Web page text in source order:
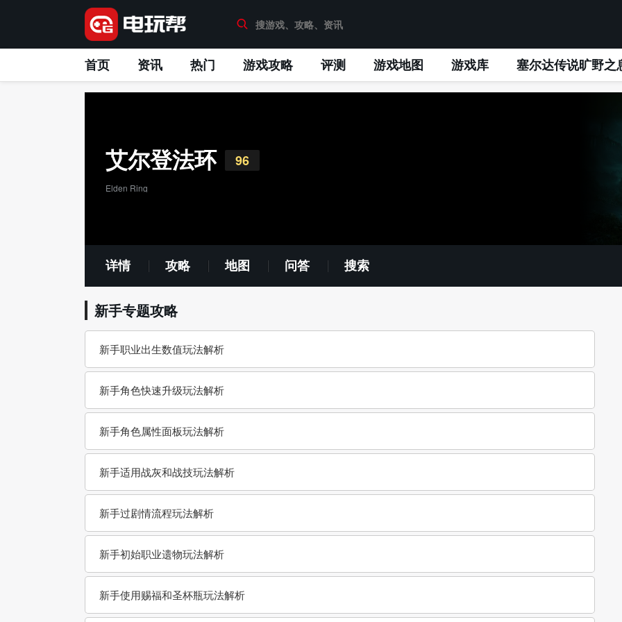
首页 资讯 热门 游戏攻略 评测 游戏地图 游戏库 塞尔达传说旷野之
艾尔登法环 96
Elden Ring
详情 攻略 地图 问答 搜索
新手专题攻略
新手职业出生数值玩法解析
新手角色快速升级玩法解析
新手角色属性面板玩法解析
新手适用战灰和战技玩法解析
新手过剧情流程玩法解析
新手初始职业遗物玩法解析
新手使用赐福和圣杯瓶玩法解析